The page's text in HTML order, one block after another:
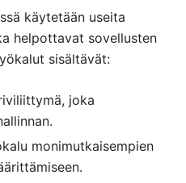
käytetään useita
helpottavat sovellusten
sisältävät:
joka
monimutkaisempien